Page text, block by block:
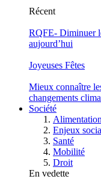
Récent
RQFE- Diminuer
aujourd’hui
Joyeuses Fêtes
Mieux connaître
changements
Société
Alimentation
Enjeux
Santé
Mobilité
Droit
En vedette